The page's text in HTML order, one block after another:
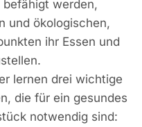
befähigt werden,
und ökologischen,
ihr Essen und
lernen drei wichtige
die für ein gesundes
notwendig sind: